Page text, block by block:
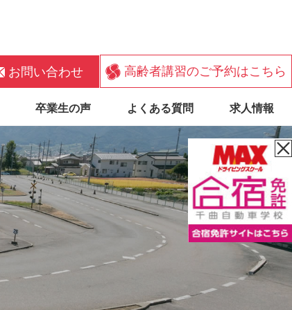
お問い合わせ 高齢者講習のご予約はこちら
卒業生の声 よくある質問 求人情報